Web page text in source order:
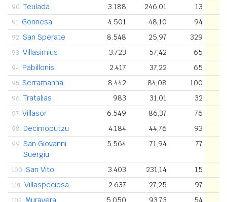
90. Teulada 3.188 246,01 13
91. Gonnesa 4.501 48,10 94
92. San Sperate 8.548 25,97 329
93. Villasimius 3.723 57,42 65
94. Pabillonis 2.417 37,22 65
95. Serramanna 8.442 84,08 100
96. Tratalias 983 31,01 32
97. Villasor 6.549 86,37 76
98. Decimoputzu 4.184 44,76 93
99. San Giovanni
Suergiu
5.564 71,94 77
100. San Vito 3.403 231,14 15
101. Villaspeciosa 2.637 27,25 97
102. Muravera 5.050 93,73 54